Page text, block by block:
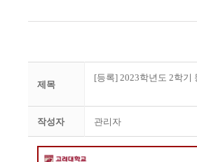
제목
[등록] 2023학년도 2학기
작성자 관리자